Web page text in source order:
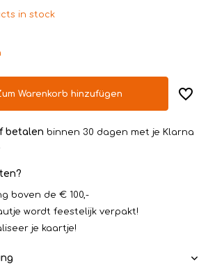
in stock
Warenkorb hinzufügen
betalen binnen 30 dagen met je Klarna
boven de € 100,-
wordt feestelijk verpakt!
je kaartje!